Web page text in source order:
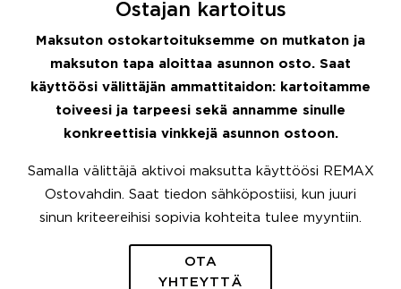
Ostajan kartoitus
Maksuton ostokartoituksemme on mutkaton ja
maksuton tapa aloittaa asunnon osto. Saat
käyttöösi välittäjän ammattitaidon: kartoitamme
toiveesi ja tarpeesi sekä annamme sinulle
konkreettisia vinkkejä asunnon ostoon.
Samalla välittäjä aktivoi maksutta käyttöösi REMAX
Ostovahdin. Saat tiedon sähköpostiisi, kun juuri
sinun kriteereihisi sopivia kohteita tulee myyntiin.
OTA
YHTEYTTÄ